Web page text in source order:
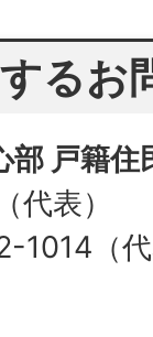
るお
部 戸籍住
表）
1014（